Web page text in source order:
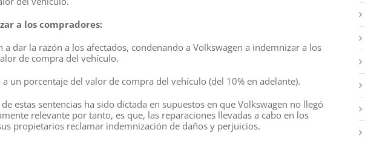
a los compradores:
a dar la razón a los afectados, condenando a Volkswagen a indemnizar a los
de compra del vehículo.
un porcentaje del valor de compra del vehículo (del 10% en adelante).
estas sentencias ha sido dictada en supuestos en que Volkswagen no llegó
relevante por tanto, es que, las reparaciones llevadas a cabo en los
propietarios reclamar indemnización de daños y perjuicios.